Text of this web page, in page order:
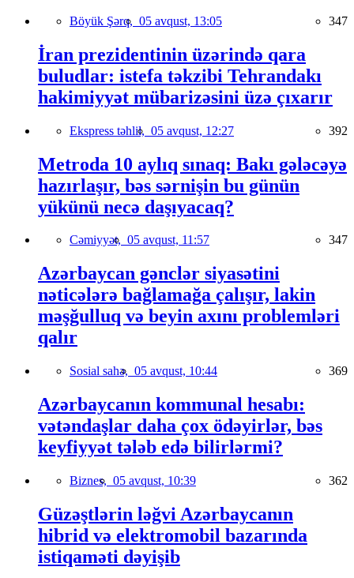
Böyük Şərq, 05 avqust, 13:05 347
İran prezidentinin üzərində qara
buludlar: istefa təkzibi Tehrandakı
hakimiyyət mübarizəsini üzə çıxarır
Ekspress təhlil, 05 avqust, 12:27 392
Metroda 10 aylıq sınaq: Bakı gələcəyə
hazırlaşır, bəs sərnişin bu günün
yükünü necə daşıyacaq?
Cəmiyyət, 05 avqust, 11:57 347
Azərbaycan gənclər siyasətini
nəticələrə bağlamağa çalışır, lakin
məşğulluq və beyin axını problemləri
qalır
Sosial sahə, 05 avqust, 10:44 369
Azərbaycanın kommunal hesabı:
vətəndaşlar daha çox ödəyirlər, bəs
keyfiyyət tələb edə bilirlərmi?
Biznes, 05 avqust, 10:39 362
Güzəştlərin ləğvi Azərbaycanın
hibrid və elektromobil bazarında
istiqaməti dəyişib